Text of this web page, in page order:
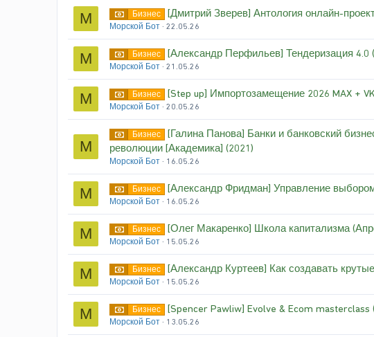
М Бизнес [Дмитрий Зверев] Антология онлайн-
Морской Бот 22.05.26
М Бизнес [Александр Перфильев] Тендеризация 4.0
Морской Бот 21.05.26
М Бизнес [Step up] Импортозамещение 2026 MAX +
Морской Бот 20.05.26
М
Бизнес
[Галина Панова] Банки и банковский
революции [Академика] (2021)
Морской Бот 16.05.26
М Бизнес [Александр Фридман] Управление
Морской Бот 16.05.26
М Бизнес [Олег Макаренко] Школа капитализма
Морской Бот 15.05.26
М Бизнес [Александр Куртеев] Как создавать
Морской Бот 15.05.26
М Бизнес [Spencer Pawliw] Evolve & Ecom masterclass
Морской Бот 13.05.26